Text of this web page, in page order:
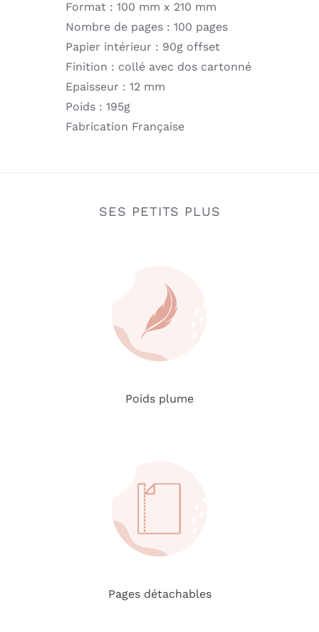
Format : 100 mm x 210 mm
Nombre de pages : 100 pages
Papier intérieur : 90g offset
Finition : collé avec dos cartonné
Epaisseur : 12 mm
Poids : 195g
Fabrication Française
SES PETITS PLUS
Poids plume
Pages détachables